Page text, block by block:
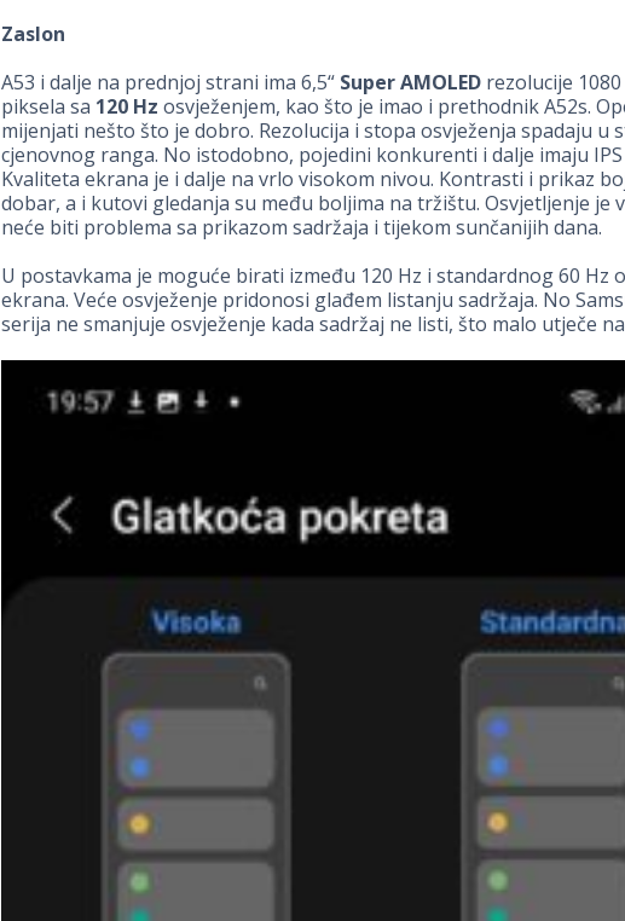
Zaslon
A53 i dalje na prednjoj strani ima 6,5“ Super AMOLEDrezolucije 1080
piksela sa 120 Hz osvježenjem, kao što je imao i prethodnik A52s.
mijenjati nešto što je dobro. Rezolucija i stopa osvježenja spadaju u
cjenovnog ranga. No istodobno, pojedini konkurenti i dalje imaju
Kvaliteta ekrana je i dalje na vrlo visokom nivou. Kontrasti i prikaz
dobar, a i kutovi gledanja su među boljima na tržištu. Osvjetljenje je
neće biti problema sa prikazom sadržaja i tijekom sunčanijih dana.
U postavkama je moguće birati između 120 Hz i standardnog 60 Hz
ekrana. Veće osvježenje pridonosi glađem listanju sadržaja. No
serija ne smanjuje osvježenje kada sadržaj ne listi, što malo utječe